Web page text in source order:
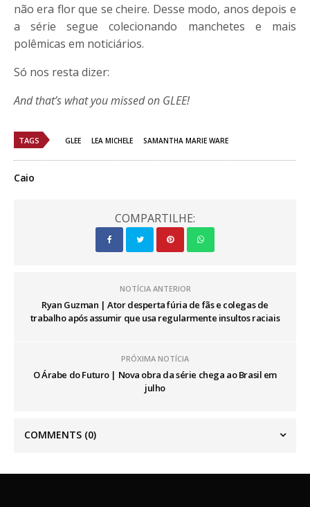
não era flor que se cheire. Desse modo, anos depois e
a série segue colecionando manchetes e mais
polêmicas em noticiários.
Só nos resta dizer:
And that’s what you missed on GLEE!
TAGS GLEE LEA MICHELE SAMANTHA MARIE WARE
Caio
COMPARTILHE:
NOTÍCIA ANTERIOR
Ryan Guzman | Ator desperta fúria de fãs e colegas de
trabalho após assumir que usa regularmente insultos raciais
PRÓXIMA NOTÍCIA
O Árabe do Futuro | Nova obra da série chega ao Brasil em
julho
COMMENTS (0)